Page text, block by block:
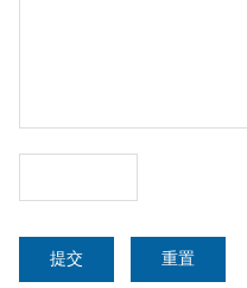
提交 重置